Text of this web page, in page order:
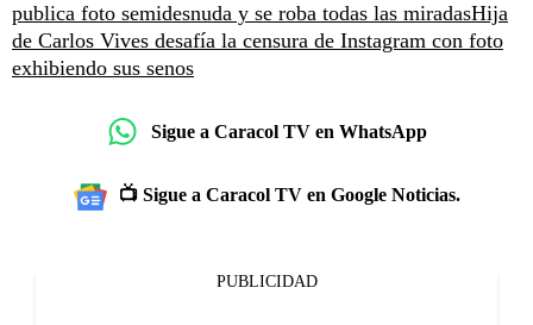
publica foto semidesnuda y se roba todas las miradasHija
de Carlos Vives desafía la censura de Instagram con foto
exhibiendo sus senos
Sigue a Caracol TV en WhatsApp
📺 Sigue a Caracol TV en Google Noticias.
PUBLICIDAD